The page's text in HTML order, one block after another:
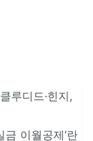
루디드·힌지,
이월공제’란